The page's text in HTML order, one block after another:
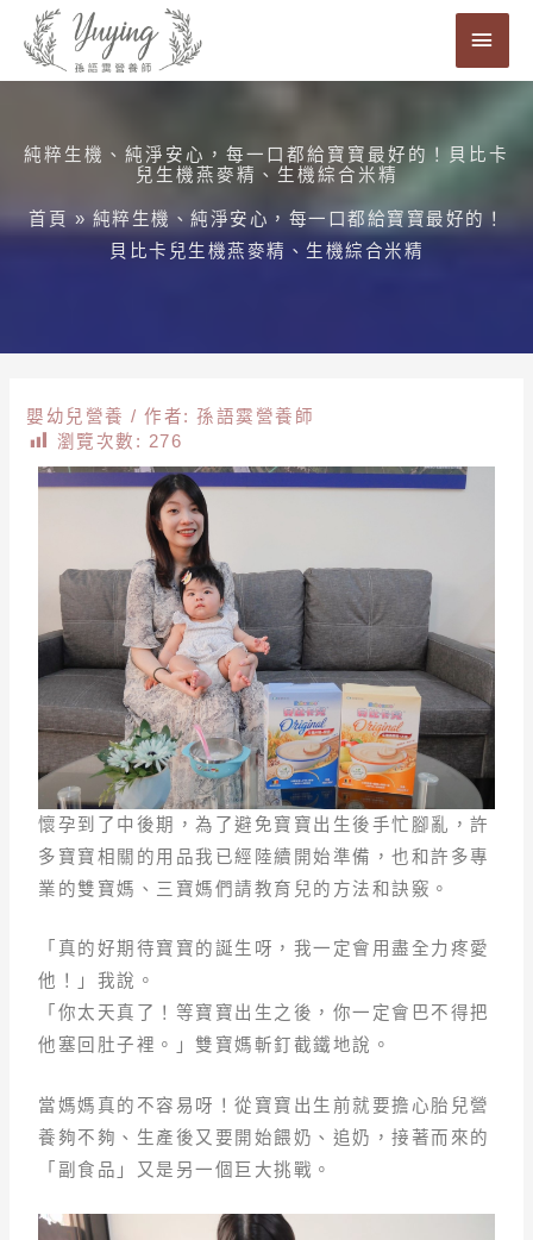
主
主
要
純粹生機、純淨安心，每一口都給寶寶最好的！貝比卡
兒生機燕麥精、生機綜合米精
首頁 » 純粹生機、純淨安心，每一口都給寶寶最好的！
貝比卡兒生機燕麥精、生機綜合米精
嬰幼兒營養 / 作者:孫語霙營養師
瀏覽次數: 276
懷孕到了中後期，為了避免寶寶出生後手忙腳亂，許
多寶寶相關的用品我已經陸續開始準備，也和許多專
業的雙寶媽、三寶媽們請教育兒的方法和訣竅。
「真的好期待寶寶的誕生呀，我一定會用盡全力疼愛
他！」我說。
「你太天真了！等寶寶出生之後，你一定會巴不得把
他塞回肚子裡。」雙寶媽斬釘截鐵地說。
當媽媽真的不容易呀！從寶寶出生前就要擔心胎兒營
養夠不夠、生產後又要開始餵奶、追奶，接著而來的
「副食品」又是另一個巨大挑戰。